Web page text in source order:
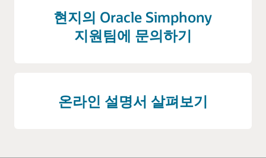
현지의 Oracle Simphony
지원팀에 문의하기
온라인 설명서 살펴보기